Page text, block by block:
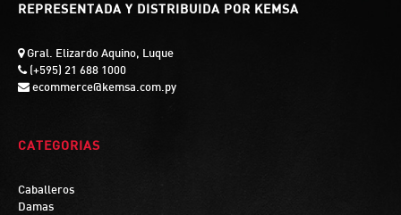
REPRESENTADA Y DISTRIBUIDA POR KEMSA
Gral. Elizardo Aquino, Luque
(+595) 21 688 1000
ecommerce@kemsa.com.py
CATEGORIAS
Caballeros
Damas